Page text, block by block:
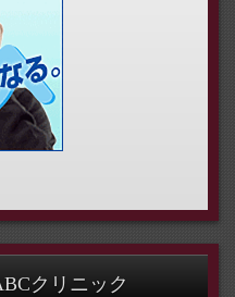
クリニック